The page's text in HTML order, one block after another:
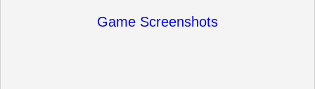
Game Screenshots